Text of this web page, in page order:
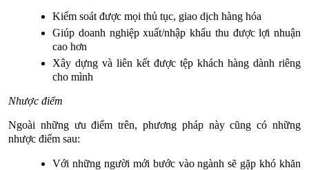
Kiểm soát được mọi thủ tục, giao dịch hàng hóa
Giúp doanh nghiệp xuất/nhập khẩu thu được lợi nhuận
cao hơn
Xây dựng và liên kết được tệp khách hàng dành riêng
cho mình
Nhược điểm
Ngoài những ưu điểm trên, phương pháp này cũng có những
nhược điểm sau:
Với những người mới bước vào ngành sẽ gặp khó khăn